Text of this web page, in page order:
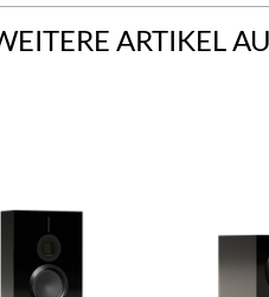
ARTIKEL